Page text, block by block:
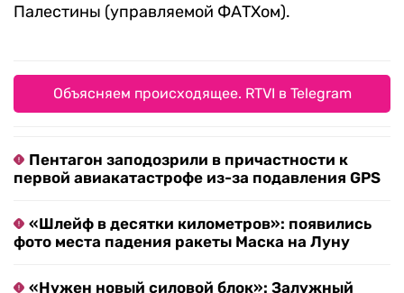
Палестины (управляемой ФАТХом).
Объясняем происходящее. RTVI в Telegram
Пентагон заподозрили в причастности к
первой авиакатастрофе из-за подавления GPS
«Шлейф в десятки километров»: появились
фото места падения ракеты Маска на Луну
«Нужен новый силовой блок»: Залужный